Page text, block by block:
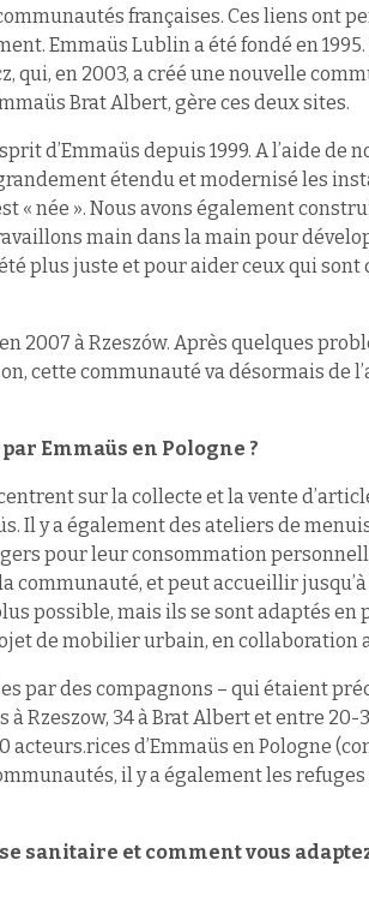
françaises. Ces liens ont
Emmaüs Lublin a été fondé en 1995.
qui, en 2003, a créé une nouvelle
Brat Albert, gère ces deux sites.
d’Emmaüs depuis 1999. A l’aide de
étendu et modernisé les
« née ». Nous avons également
main dans la main pour
plus juste et pour aider ceux qui sont
2007 à Rzeszów. Après quelques
cette communauté va désormais de
Emmaüs en Pologne ?
sur la collecte et la vente
Il y a également des ateliers de
pour leur consommation
et peut accueillir
possible, mais ils se sont adaptés en
de mobilier urbain, en collaboration
par des compagnons – qui étaient
à Rzeszow, 34 à Brat Albert et entre
d’Emmaüs en Pologne
il y a également les
sanitaire et comment vous